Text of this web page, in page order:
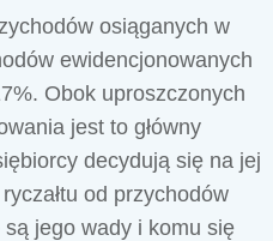
osiąganych w
ewidencjonowanych
Obok uproszczonych
jest to główny
decydują się na jej
od przychodów
jego wady i komu się